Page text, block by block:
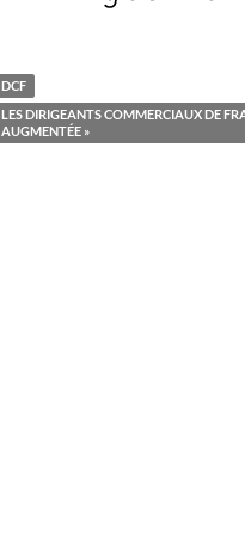
DCF
LES DIRIGEANTS COMMERCIAUX DE
AUGMENTÉE »